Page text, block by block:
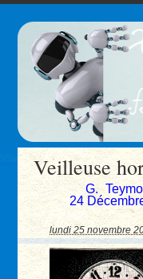
Veilleuse
G.
24
lundi 25 novembre